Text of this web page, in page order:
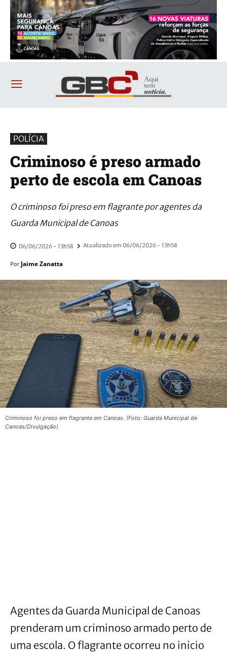
POLÍCIA
Criminoso é preso armado
perto de escola em Canoas
O criminoso foi preso em flagrante por agentes da
Guarda Municipal de Canoas
06/06/2026 - 13h58 Atualizado em 06/06/2026 - 13h58
Por Jaime Zanatta
Criminoso foi preso em flagrante em Canoas. (Foto: Guarda Municipal de
Canoas/Divulgação)
Agentes da Guarda Municipal de Canoas
prenderam um criminoso armado perto de
uma escola. O flagrante ocorreu no inicio